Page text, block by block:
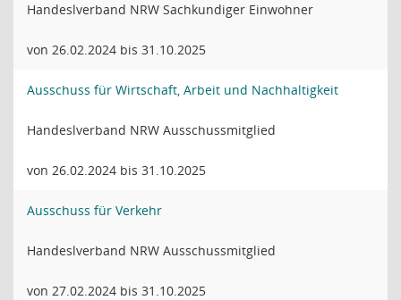
Handeslverband NRW Sachkundiger Einwohner
von 26.02.2024 bis 31.10.2025
Ausschuss für Wirtschaft, Arbeit und Nachhaltigkeit
Handeslverband NRW Ausschussmitglied
von 26.02.2024 bis 31.10.2025
Ausschuss für Verkehr
Handeslverband NRW Ausschussmitglied
von 27.02.2024 bis 31.10.2025